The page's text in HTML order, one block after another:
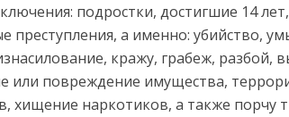
подростки, достигшие 14
преступления, а именно: убийство,
кражу, грабеж, разбой,
или повреждение имущества,
хищение наркотиков, а также порчу